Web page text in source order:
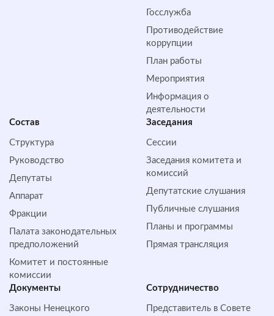
Госслужба
Противодействие
коррупции
План работы
Мероприятия
Информация о
деятельности
Состав
Структура
Руководство
Депутаты
Аппарат
Фракции
Палата законодательных
предположений
Комитет и постоянные
комиссии
Заседания
Сессии
Заседания комитета и
комиссий
Депутатские слушания
Публичные слушания
Планы и программы
Прямая трансляция
Документы
Законы Ненецкого
Сотрудничество
Представитель в Совете